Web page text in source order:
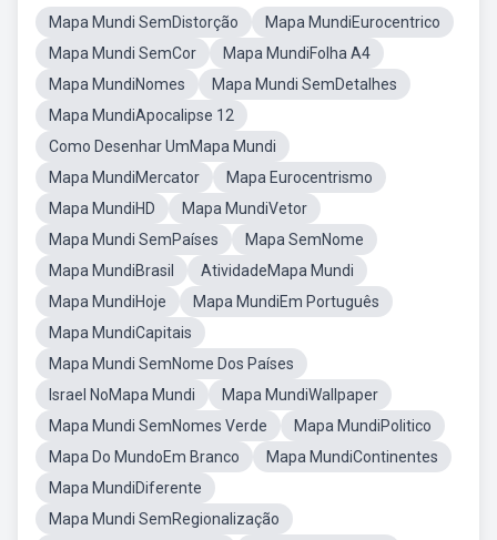
Mapa Mundi SemDistorção
Mapa MundiEurocentrico
Mapa Mundi SemCor
Mapa MundiFolha A4
Mapa MundiNomes
Mapa Mundi SemDetalhes
Mapa MundiApocalipse 12
Como Desenhar UmMapa Mundi
Mapa MundiMercator
Mapa Eurocentrismo
Mapa MundiHD
Mapa MundiVetor
Mapa Mundi SemPaíses
Mapa SemNome
Mapa MundiBrasil
AtividadeMapa Mundi
Mapa MundiHoje
Mapa MundiEm Português
Mapa MundiCapitais
Mapa Mundi SemNome Dos Países
Israel NoMapa Mundi
Mapa MundiWallpaper
Mapa Mundi SemNomes Verde
Mapa MundiPolitico
Mapa Do MundoEm Branco
Mapa MundiContinentes
Mapa MundiDiferente
Mapa Mundi SemRegionalização